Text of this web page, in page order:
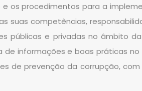
os procedimentos para a
suas competências,
públicas e privadas no âmbito
de informações e boas práticas
de prevenção da corrupção,